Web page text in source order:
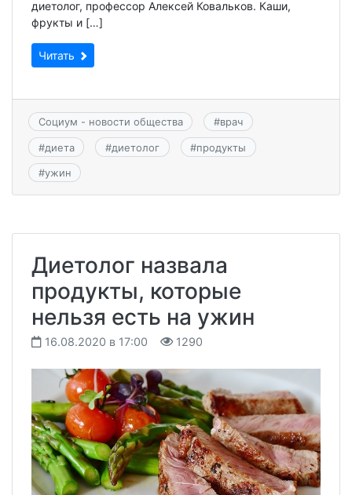
диетолог, профессор Алексей Ковальков. Каши,
фрукты и […]
Читать
Социум - новости общества #врач
#диета #диетолог #продукты
#ужин
Диетолог назвала
продукты, которые
нельзя есть на ужин
16.08.2020 в 17:00 1290